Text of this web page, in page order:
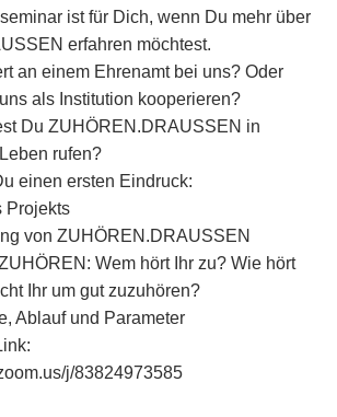
ist für Dich, wenn Du mehr über
erfahren möchtest.
an einem Ehrenamt bei uns? Oder
als Institution kooperieren?
Du ZUHÖREN.DRAUSSEN in
rufen?
einen ersten Eindruck:
Projekts
von ZUHÖREN.DRAUSSEN
Wem hört Ihr zu? Wie hört
Ihr um gut zuzuhören?
Ablauf und Parameter
j/83824973585